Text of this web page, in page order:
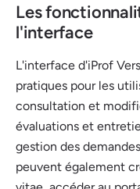
Les
l'interface
L'interface d'iProf
pratiques pour les
consultation et
évaluations et
gestion des
peuvent également